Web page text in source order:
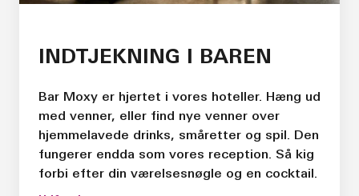
INDTJEKNING I BAREN
Bar Moxy er hjertet i vores hoteller. Hæng ud
med venner, eller find nye venner over
hjemmelavede drinks, småretter og spil. Den
fungerer endda som vores reception. Så kig
forbi efter din værelsesnøgle og en cocktail.